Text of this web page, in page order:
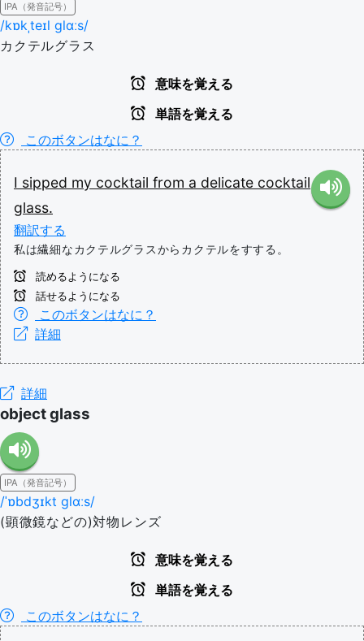
IPA（発音記号）
/kɒkˌteɪl ɡlɑːs/
カクテルグラス
意味を覚える
単語を覚える
このボタンはなに？
I sipped my cocktail from a delicate cocktail
glass.
翻訳する
私は繊細なカクテルグラスからカクテルをすする。
読めるようになる
話せるようになる
このボタンはなに？
詳細
詳細
object glass
IPA（発音記号）
/ˈɒbdʒɪkt ɡlɑːs/
(顕微鏡などの)対物レンズ
意味を覚える
単語を覚える
このボタンはなに？